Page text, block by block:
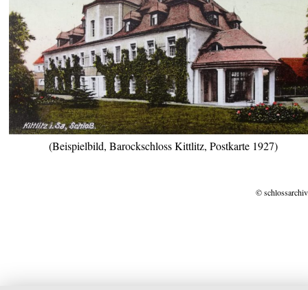
(Beispielbild, Barockschloss Kittlitz, Postkarte 1927)
©